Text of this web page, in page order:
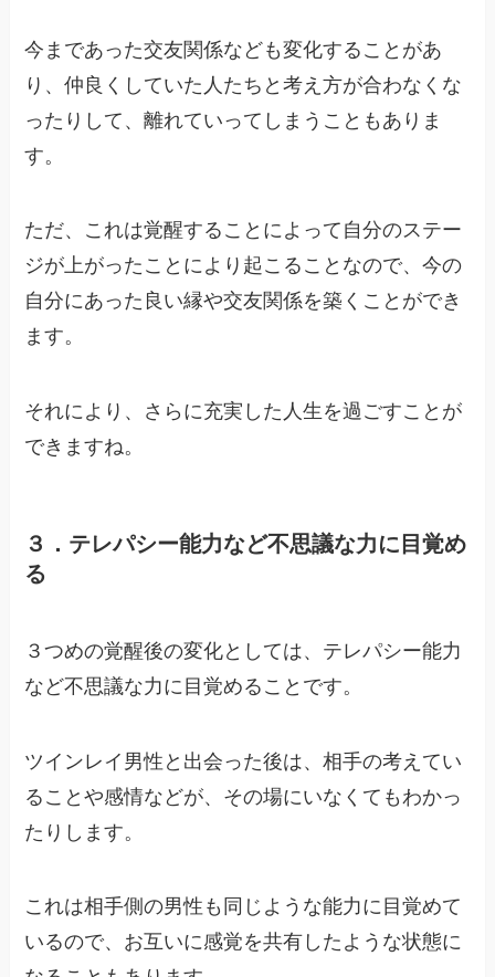
今まであった交友関係なども変化することがあ
り、仲良くしていた人たちと考え方が合わなくな
ったりして、離れていってしまうこともありま
す。
ただ、これは覚醒することによって自分のステー
ジが上がったことにより起こることなので、今の
自分にあった良い縁や交友関係を築くことができ
ます。
それにより、さらに充実した人生を過ごすことが
できますね。
３．テレパシー能力など不思議な力に目覚め
る
３つめの覚醒後の変化としては、テレパシー能力
など不思議な力に目覚めることです。
ツインレイ男性と出会った後は、相手の考えてい
ることや感情などが、その場にいなくてもわかっ
たりします。
これは相手側の男性も同じような能力に目覚めて
いるので、お互いに感覚を共有したような状態に